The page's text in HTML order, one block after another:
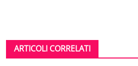
ARTICOLI CORRELATI